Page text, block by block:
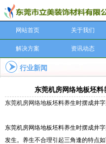
网站首页 关于我们
解决方案 资讯动态
行业新闻
东莞机房网络地板坯
东莞机房网络地板坯料养生时摆成井
东莞机房网络地板坯料养生时摆成井
发生。养生不合理引起三角逢的特点如